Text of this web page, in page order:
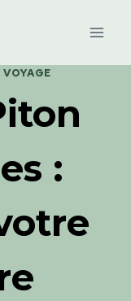
VOYAGE
: